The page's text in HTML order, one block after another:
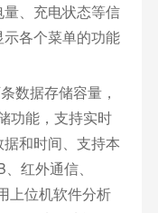
、充电状态等信
各个菜单的功能
数据存储容量，
功能，支持实时
和时间、支持本
红外通信、
上位机软件分析